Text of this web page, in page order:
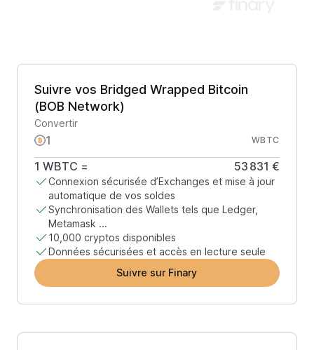
Suivre vos Bridged Wrapped Bitcoin
(BOB Network)
Convertir
WBTC
1 WBTC = 53 831 €
Connexion sécurisée d’Exchanges et mise à jour
automatique de vos soldes
Synchronisation des Wallets tels que Ledger,
Metamask ...
10,000 cryptos disponibles
Données sécurisées et accès en lecture seule
Suivre sur Finary